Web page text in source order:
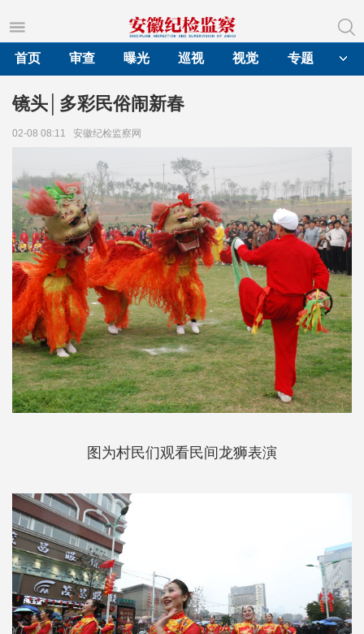
首页
审查 曝光 巡视 视觉 专题
镜头│多彩民俗闹新春
02-08 08:11 安徽纪检监察网
图为村民们观看民间龙狮表演